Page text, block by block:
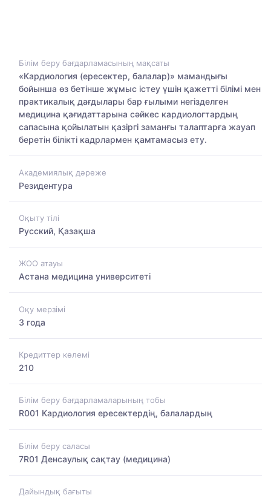
Білім беру бағдарламасының мақсаты
«Кардиология (ересектер, балалар)» мамандығы
бойынша өз бетінше жұмыс істеу үшін қажетті білімі мен
практикалық дағдылары бар ғылыми негізделген
медицина қағидаттарына сәйкес кардиологтардың
сапасына қойылатын қазіргі заманғы талаптарға жауап
беретін білікті кадрлармен қамтамасыз ету.
Академиялық дәреже
Резидентура
Оқыту тілі
Русский, Қазақша
ЖОО атауы
Астана медицина университеті
Оқу мерзімі
3 года
Кредиттер көлемі
210
Білім беру бағдарламаларының тобы
R001 Кардиология ересектердің, балалардың
Білім беру саласы
7R01 Денсаулық сақтау (медицина)
Дайындық бағыты